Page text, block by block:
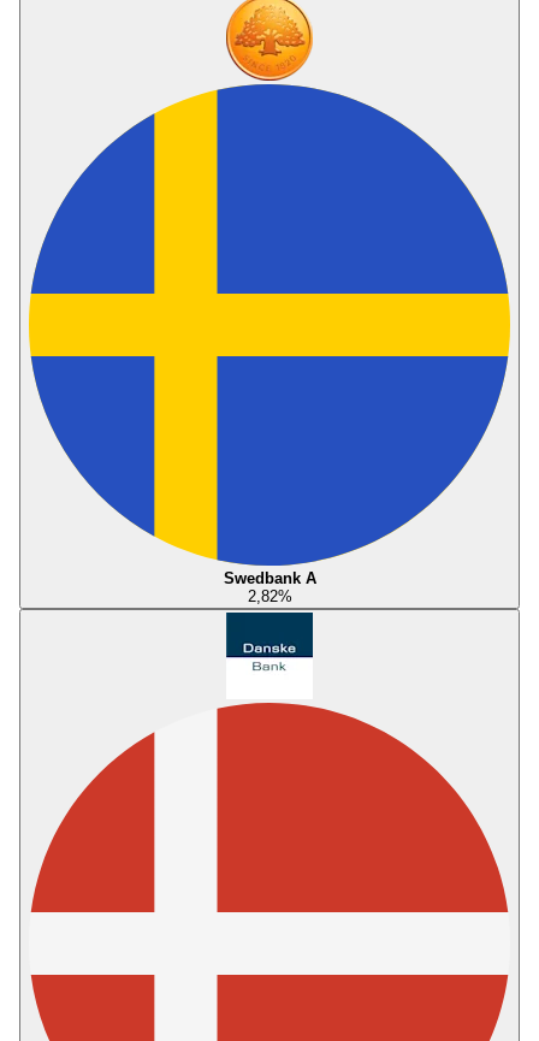
Swedbank A
2,82%